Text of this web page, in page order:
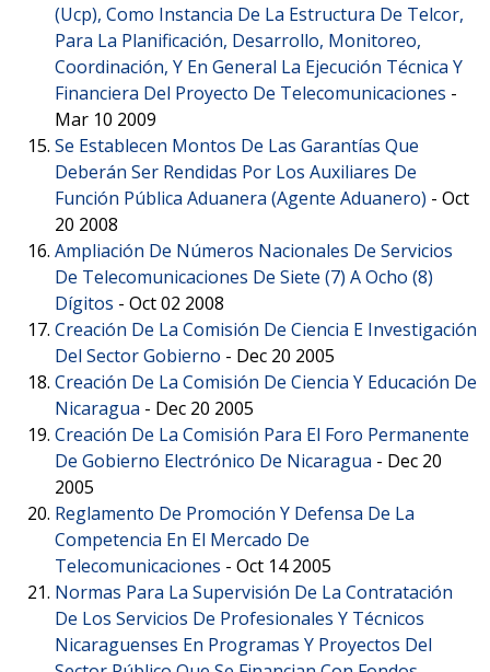
(Ucp), Como Instancia De La Estructura De Telcor,
Para La Planificación, Desarrollo, Monitoreo,
Coordinación, Y En General La Ejecución Técnica Y
Financiera Del Proyecto De Telecomunicaciones -
Mar 10 2009
Se Establecen Montos De Las Garantías Que
Deberán Ser Rendidas Por Los Auxiliares De
Función Pública Aduanera (Agente Aduanero) - Oct
20 2008
Ampliación De Números Nacionales De Servicios
De Telecomunicaciones De Siete (7) A Ocho (8)
Dígitos - Oct 02 2008
Creación De La Comisión De Ciencia E Investigación
Del Sector Gobierno - Dec 20 2005
Creación De La Comisión De Ciencia Y Educación De
Nicaragua - Dec 20 2005
Creación De La Comisión Para El Foro Permanente
De Gobierno Electrónico De Nicaragua - Dec 20
2005
Reglamento De Promoción Y Defensa De La
Competencia En El Mercado De
Telecomunicaciones - Oct 14 2005
Normas Para La Supervisión De La Contratación
De Los Servicios De Profesionales Y Técnicos
Nicaraguenses En Programas Y Proyectos Del